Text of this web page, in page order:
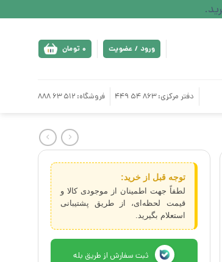
ورود / عضویت 0 تومان
دفتر مرکزی: 863 54 449 فروشگاه: 512 63 888
توجه قبل از خرید:
لطفاً جهت اطمینان از موجودی کالا و
قیمت لحظه‌ای، از طریق پشتیبانی
استعلام بگیرید.
ثبت سفارش از طریق بله